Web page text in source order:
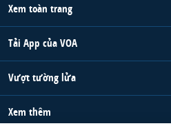
Xem toàn trang
Tải App của VOA
Vượt tường lửa
Xem thêm